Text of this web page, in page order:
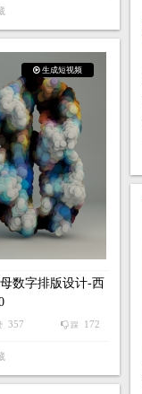
生成短视频
数字排版设计-西
踩 172
357